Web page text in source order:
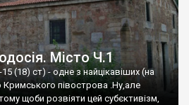
Місто Ч.1
(18) ст) - одне з найцікавіших (на
півострова .Ну,але
щоби розвіяти цей субєктивізм,